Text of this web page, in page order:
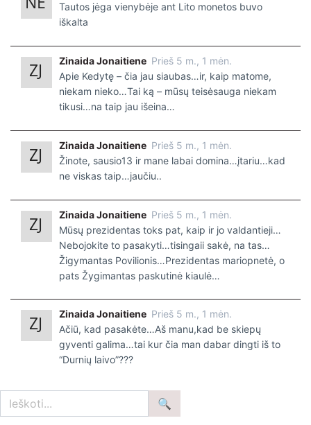
Tautos jėga vienybėje ant Lito monetos buvo
iškalta
Zinaida Jonaitiene Prieš 5 m., 1 mėn.
Apie Kedytę – čia jau siaubas…ir, kaip matome,
niekam nieko…Tai ką – mūsų teisėsauga niekam
tikusi…na taip jau išeina…
Zinaida Jonaitiene Prieš 5 m., 1 mėn.
Žinote, sausio13 ir mane labai domina…įtariu…kad
ne viskas taip…jaučiu..
Zinaida Jonaitiene Prieš 5 m., 1 mėn.
Mūsų prezidentas toks pat, kaip ir jo valdantieji…
Nebojokite to pasakyti…tisingaii sakė, na tas…
Žigymantas Povilionis…Prezidentas mariopnetė, o
pats Žygimantas paskutinė kiaulė…
Zinaida Jonaitiene Prieš 5 m., 1 mėn.
Ačiū, kad pasakėte…Aš manu,kad be skiepų
gyventi galima…tai kur čia man dabar dingti iš to
“Durnių laivo”???